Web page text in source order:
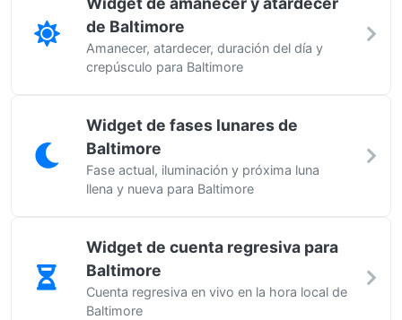
de Baltimore
Amanecer, atardecer, duración del día y
crepúsculo para Baltimore
Widget de fases lunares de
Baltimore
Fase actual, iluminación y próxima luna
llena y nueva para Baltimore
Widget de cuenta regresiva para
Baltimore
Cuenta regresiva en vivo en la hora local de
Baltimore